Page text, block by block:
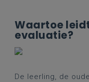
Waartoe
evaluatie?
De leerling, de